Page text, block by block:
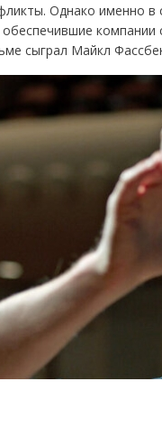
Однако именно в
компании
сыграл Майкл